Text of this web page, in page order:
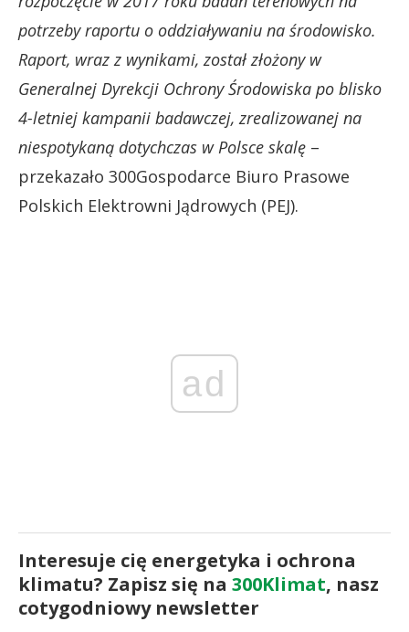
potrzeby raportu o oddziaływaniu na środowisko.
Raport, wraz z wynikami, został złożony w
Generalnej Dyrekcji Ochrony Środowiska po blisko
4-letniej kampanii badawczej, zrealizowanej na
niespotykaną dotychczas w Polsce skalę –
przekazało 300Gospodarce Biuro Prasowe
Polskich Elektrowni Jądrowych (PEJ).
ad
Interesuje cię energetyka i ochrona
klimatu? Zapisz się na 300Klimat, nasz
cotygodniowy newsletter